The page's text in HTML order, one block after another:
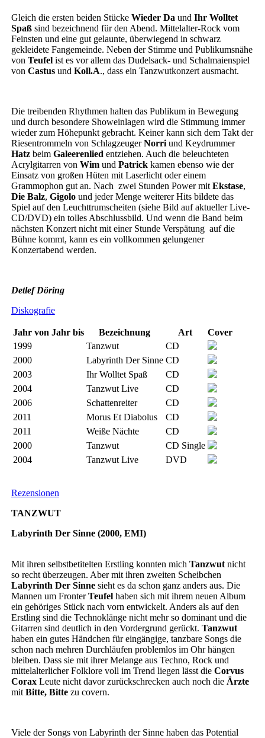
Gleich die ersten beiden Stücke Wieder Da und Ihr Wolltet
Spaßsind bezeichnend für den Abend. Mittelalter-Rock vom
Feinsten und eine gut gelaunte, überwiegend in schwarz
gekleidete Fangemeinde. Neben der Stimme und Publikumsnähe
von Teufelist es vor allem das Dudelsack- und Schalmaienspiel
von Castusund Koll.A., dass ein Tanzwutkonzert ausmacht.
Die treibenden Rhythmen halten das Publikum in Bewegung
und durch besondere Showeinlagen wird die Stimmung immer
wieder zum Höhepunkt gebracht. Keiner kann sich dem Takt der
Riesentrommeln von SchlagzeugerNorriund Keydrummer
Hatzbeim Galeerenlied entziehen. Auch die beleuchteten
Acrylgitarren von Wim und Patrickkamen ebenso wie der
Einsatz von großen Hüten mit Laserlicht oder einem
Grammophon gut an. Nach zwei Stunden Power mit Ekstase,
Die Balz, Gigolound jeder Menge weiterer Hits bildete das
Spiel auf den Leuchttrumscheiten (siehe Bild auf aktueller Live-
CD/DVD) ein tolles Abschlussbild. Und wenn die Band beim
nächsten Konzert nicht mit einer Stunde Verspätung auf die
Bühne kommt, kann es ein vollkommen gelungener
Konzertabend werden.
Detlef Döring
Diskografie
Jahr von Jahr bis Bezeichnung Art
Cover
1999
Tanzwut
CD
2000
Labyrinth Der Sinne CD
2003
Ihr Wolltet Spaß
CD
2004
Tanzwut Live
CD
2006
Schattenreiter
CD
2011
Morus Et Diabolus
CD
2011
Weiße Nächte
CD
2000
Tanzwut
CD Single
2004
Tanzwut Live DVD
Rezensionen
TANZWUT
Labyrinth Der Sinne (2000, EMI)
Mit ihren selbstbetitelten Erstling konnten mich Tanzwutnicht
so recht überzeugen. Aber mit ihren zweiten Scheibchen
Labyrinth Der Sinnesieht es da schon ganz anders aus. Die
Mannen um FronterTeufel haben sich mit ihrem neuen Album
ein gehöriges Stück nach vorn entwickelt. Anders als auf den
Erstling sind die Technoklänge nicht mehr so dominant und die
Gitarren sind deutlich in den Vordergrund gerückt. Tanzwut
haben ein gutes Händchen für eingängige, tanzbare Songs die
schon nach mehren Durchläufen problemlos im Ohr hängen
bleiben. Dass sie mit ihrer Melange aus Techno, Rock und
mittelalterlicher Folklore voll im Trend liegen lässt die Corvus
Corax Leute nicht davor zurückschrecken auch noch die Ärzte
mit Bitte, Bittezu covern.
Viele der Songs von Labyrinth der Sinne haben das Potential